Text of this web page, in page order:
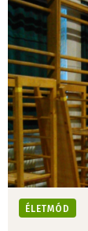
ÉLETMÓD